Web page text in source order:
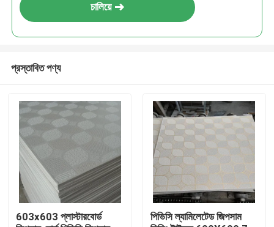
চালিয়ে
প্রস্তাবিত পণ্য
603x603 প্লাস্টারবোর্ড
পিভিসি ল্যামিলেটেড জিপসাম